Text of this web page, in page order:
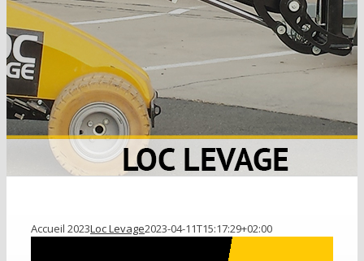
Accueil 2023Loc Levage2023-04-11T15:17:29+02:00